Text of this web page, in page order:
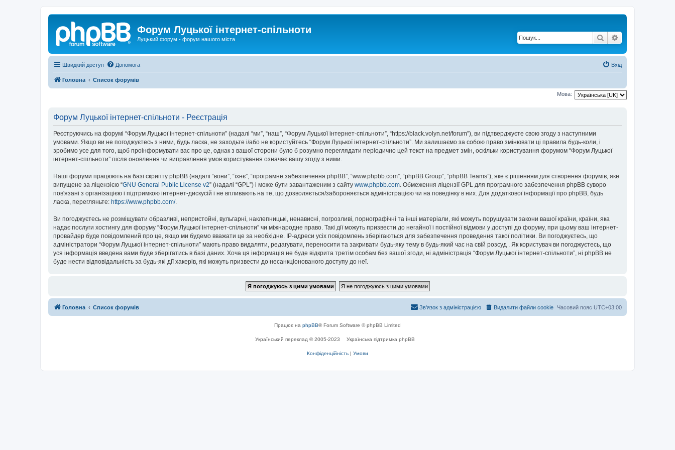
Форум Луцької інтернет-спільноти
Луцький форум - форум нашого міста Пошук
Швидкий доступ Допомога Вхід
Головна Список форумів
Мова:
Форум Луцької інтернет-спільноти - Реєстрація
Реєструючись на форумі “Форум Луцької інтернет-спільноти” (надалі “ми”, “наш”, “Форум Луцької інтернет-спільноти”, “https://black.volyn.net/forum”), ви підтверджуєте свою згоду з наступними
умовами. Якщо ви не погоджуєтесь з ними, будь ласка, не заходьте і/або не користуйтесь “Форум Луцької інтернет-спільноти”. Ми залишаємо за собою право змінювати ці правила будь-коли, і
зробимо усе для того, щоб проінформувати вас про це, однак з вашої сторони було б розумно переглядати періодично цей текст на предмет змін, оскільки користування форумом “Форум Луцької
інтернет-спільноти” після оновлення чи виправлення умов користування означає вашу згоду з ними.
Наші форуми працюють на базі скрипту phpBB (надалі “вони”, “їхнє”, “програмне забезпечення phpBB”, “www.phpbb.com”, “phpBB Group”, “phpBB Teams”), яке є рішенням для створення форумів, яке
випущене за ліцензією “GNU General Public License v2” (надалі “GPL”) і може бути завантаженим з сайту www.phpbb.com. Обмеження ліцензії GPL для програмного забезпечення phpBB суворо
пов'язані з організацією і підтримкою інтернет-дискусій і не впливають на те, що дозволяється/забороняється адміністрацією чи на поведінку в них. Для додаткової інформації про phpBB, будь
ласка, перегляньте: https://www.phpbb.com/.
Ви погоджуєтесь не розміщувати образливі, непристойні, вульгарні, наклепницькі, ненависні, погрозливі, порнографічні та інші матеріали, які можуть порушувати закони вашої країни, країни, яка
надає послуги хостингу для форуму “Форум Луцької інтернет-спільноти” чи міжнародне право. Такі дії можуть призвести до негайної і постійної відмови у доступі до форуму, при цьому ваш інтернет-
провайдер буде повідомлений про це, якщо ми будемо вважати це за необхідне. IP-адреси усіх повідомлень зберігаються для забезпечення проведення такої політики. Ви погоджуєтесь, що
адміністратори “Форум Луцької інтернет-спільноти” мають право видаляти, редагувати, переносити та закривати будь-яку тему в будь-який час на свій розсуд . Як користувач ви погоджуєтесь, що
уся інформація введена вами буде зберігатись в базі даних. Хоча ця інформація не буде відкрита третім особам без вашої згоди, ні адміністрація “Форум Луцької інтернет-спільноти”, ні phpBB не
буде нести відповідальність за будь-які дії хакерів, які можуть призвести до несанкціонованого доступу до неї.
Головна Список форумів Часовий пояс UTC+03:00
Видалити файли cookie
Зв'язок з адміністрацією
Працює на phpBB® Forum Software © phpBB Limited
Український переклад © 2005-2023 Українська підтримка phpBB
Конфіденційність | Умови